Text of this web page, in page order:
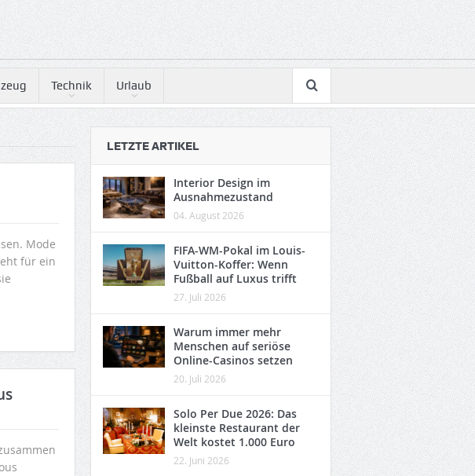
Technik Urlaub
Mode
für ein
LETZTE ARTIKEL
Interior Design im
Ausnahmezustand
04. August 2026
FIFA-WM-Pokal im Louis-
Vuitton-Koffer: Wenn
Fußball auf Luxus trifft
27. Juli 2026
Warum immer mehr
Menschen auf seriöse
Online-Casinos setzen
20. Juli 2026
Solo Per Due 2026: Das
kleinste Restaurant der
Welt kostet 1.000 Euro
22. Juni 2026